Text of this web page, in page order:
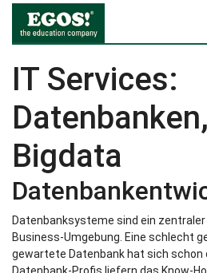
IT Services:
Bigdata
Datenbanksysteme sind ein
Business-Umgebung. Eine schlecht
gewartete Datenbank hat sich schon